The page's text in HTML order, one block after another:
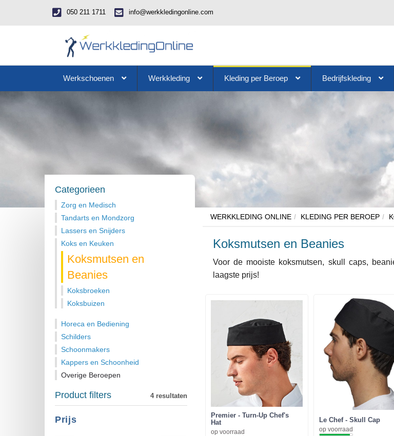
050 211 1711 info@werkkledingonline.com
Werkschoenen Werkkleding Kleding per Beroep Bedrijfskleding
WERKKLEDING ONLINE KLEDING PER BEROEP
Koksmutsen en Beanies
Voor de mooiste koksmutsen, skull caps,
laagste prijs!
Premier - Turn-Up Chef's
Hat
op voorraad
Le Chef - Skull Cap
op voorraad
Categorieen
Zorg en Medisch
Tandarts en Mondzorg
Lassers en Snijders
Koks en Keuken
Koksmutsen en
Beanies
Koksbroeken
Koksbuizen
Horeca en Bediening
Schilders
Schoonmakers
Kappers en Schoonheid
Overige Beroepen
Product filters 4 resultaten
Prijs